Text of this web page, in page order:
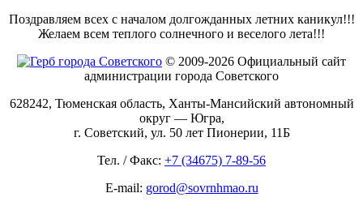
Поздравляем всех с началом долгожданных летних каникул!!!
Желаем всем теплого солнечного и веселого лета!!!
© 2009-2026 Официальный сайт
администрации города Советского
628242, Тюменская область, Ханты-Мансийский автономный
округ — Югра,
г. Советский, ул. 50 лет Пионерии, 11Б
Тел. / Факс: +7 (34675) 7-89-56
E-mail: gorod@sovrnhmao.ru